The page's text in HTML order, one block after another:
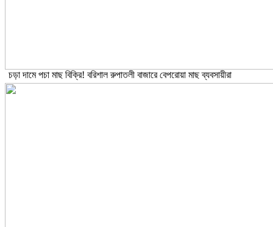
চড়া দামে পচা মাছ বিক্রি! বরিশাল রুপাতলী বাজারে বেপরোয়া মাছ ব্যবসায়ীরা